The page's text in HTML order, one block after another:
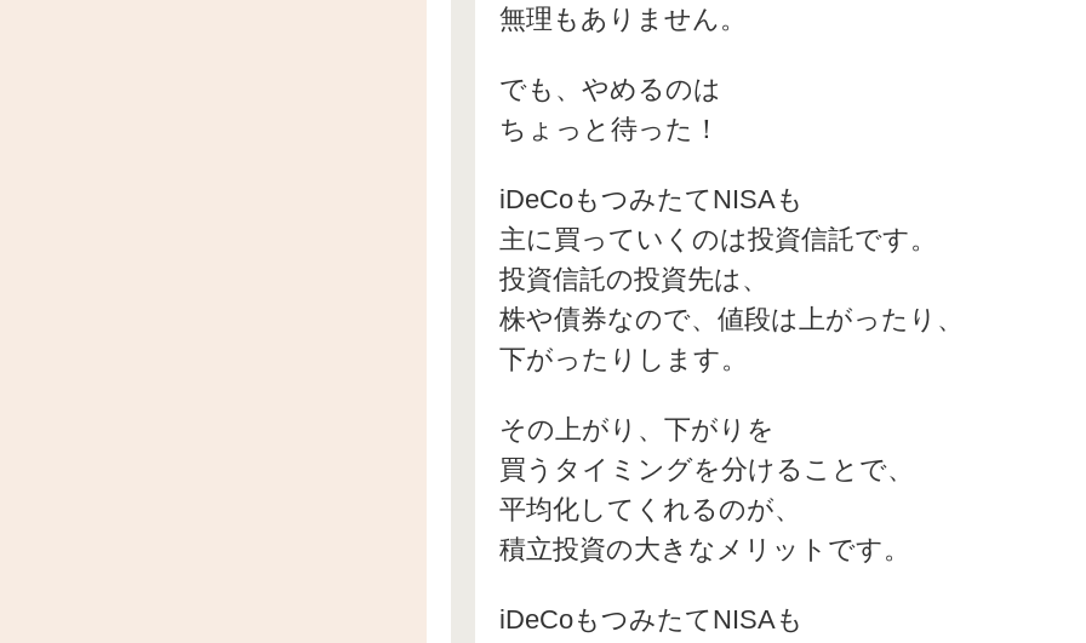
無理もありません。
でも、やめるのは
ちょっと待った！
iDeCoもつみたてNISAも
主に買っていくのは投資信託です。
投資信託の投資先は、
株や債券なので、値段は上がったり、
下がったりします。
その上がり、下がりを
買うタイミングを分けることで、
平均化してくれるのが、
積立投資の大きなメリットです。
iDeCoもつみたてNISAも